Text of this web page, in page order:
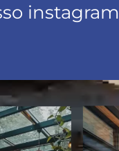
instagram